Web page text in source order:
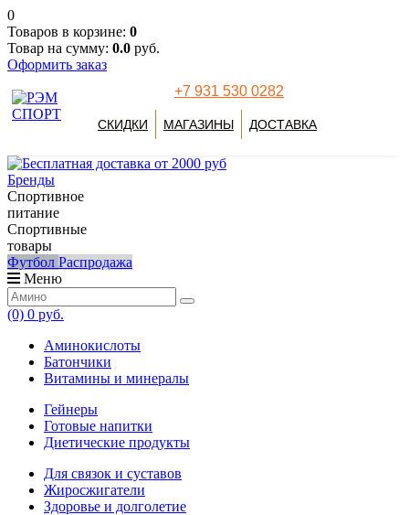
0
Товаров в корзине: 0
Товар на сумму: 0.0 руб.
Оформить заказ
+7 931 530 0282
СКИДКИ МАГАЗИНЫ ДОСТАВКА
Бренды
Спортивное
питание
Спортивные
товары
Футбол Распродажа
Меню
(0) 0 руб.
Аминокислоты
Батончики
Витамины и минералы
Гейнеры
Готовые напитки
Диетические продукты
Для связок и суставов
Жиросжигатели
Здоровье и долголетие